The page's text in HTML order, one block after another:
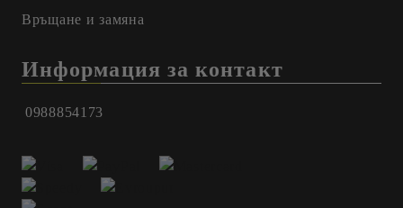
Връщане и замяна
Информация за контакт
0988854173